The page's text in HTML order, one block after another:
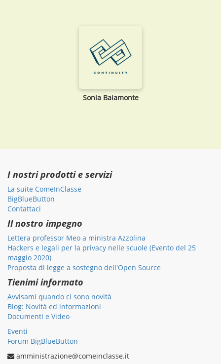
Sonia Baiamonte
I nostri prodotti e servizi
La suite ComeInClasse
BigBlueButton
Contattaci
Il nostro impegno
Lettera professor Meo a ministra Azzolina
Hackers e legali per la privacy nelle scuole (Evento del 25
maggio 2020)
Proposta di legge a sostegno dell'Open Source
Tienimi informato
Avvisami quando ci sono novità
Blog: Novità ed informazioni
Documenti e Video
Eventi
Forum BigBlueButton
amministrazione@comeinclasse.it